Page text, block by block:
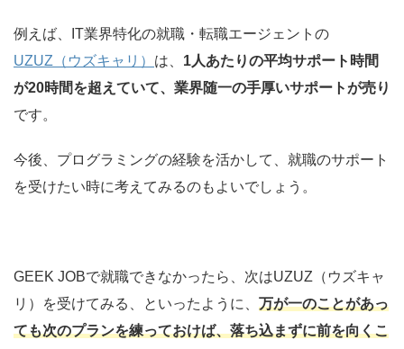
例えば、IT業界特化の就職・転職エージェントの
UZUZ（ウズキャリ） は、 1人あたりの平均サポート時間
が20時間を超えていて、業界随一の手厚いサポートが売り
です。
今後、プログラミングの経験を活かして、就職のサポート
を受けたい時に考えてみるのもよいでしょう。
GEEK JOBで就職できなかったら、次はUZUZ（ウズキャ
リ）を受けてみる、といったように、 万が一のことがあっ
ても次のプランを練っておけば、落ち込まずに前を向くこ